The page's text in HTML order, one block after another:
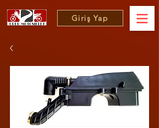
Giriş Yap